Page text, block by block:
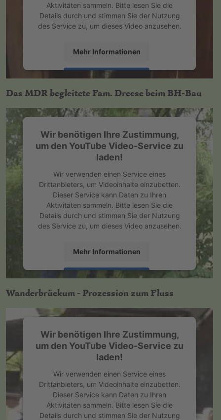
Aktivitäten sammeln. Bitte lesen Sie die
Details durch und stimmen Sie der Nutzung
des Service zu, um dieses Video anzusehen.
Mehr Informationen
Akzeptieren
powered byUsercentrics Consent
Das MDR begleitete Fam. Dreese beim BH-Bau
Wir benötigen Ihre Zustimmung,
um den YouTube Video-Service zu
laden!
Wir verwenden einen Service eines
Drittanbieters, um Videoinhalte einzubetten.
Dieser Service kann Daten zu Ihren
Aktivitäten sammeln. Bitte lesen Sie die
Details durch und stimmen Sie der Nutzung
des Service zu, um dieses Video anzusehen.
Mehr Informationen
Akzeptieren
powered byUsercentrics Consent
Wanderbrückum - Prozession zum Fluss
Wir benötigen Ihre Zustimmung,
um den YouTube Video-Service zu
laden!
Wir verwenden einen Service eines
Drittanbieters, um Videoinhalte einzubetten.
Dieser Service kann Daten zu Ihren
Aktivitäten sammeln. Bitte lesen Sie die
Details durch und stimmen Sie der Nutzung